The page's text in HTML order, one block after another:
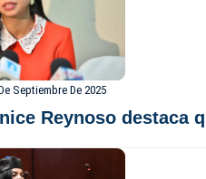
Septiembre De 2025
Reynoso destaca